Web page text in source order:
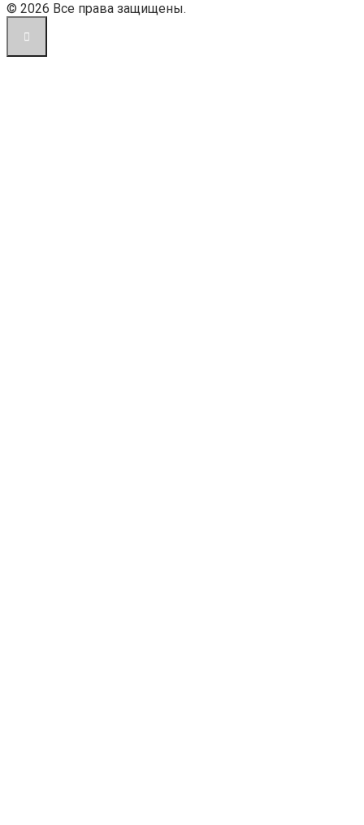
© 2026 Все права защищены.